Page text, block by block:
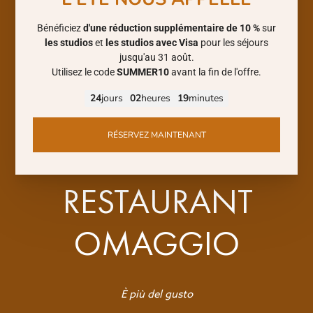
FR
RESTAURANT
OMAGGIO
È più del gusto